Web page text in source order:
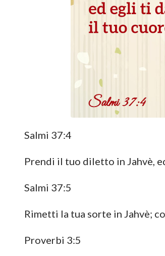
Salmi 37:4
Prendi il tuo diletto in Jahvè,
Salmi 37:5
Rimetti la tua sorte in Jahvè;
Proverbi 3:5